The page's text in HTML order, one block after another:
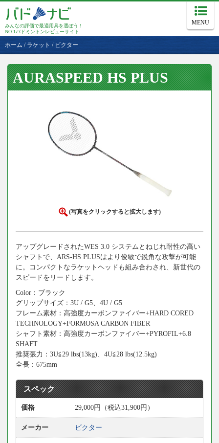
みんなの評価で最適用具を選ぼう！
NO.1バドミントンレビューサイト
MENU
ホーム / ラケット / ビクター
AURASPEED HS PLUS
(写真をクリックすると拡大します)
アップグレードされたWES 3.0 システムとねじれ耐性の高い
シャフトで、ARS-HS PLUSはより俊敏で鋭角な攻撃が可能
に。コンパクトなラケットヘッドも組み合わされ、新世代の
スピードをリードします。
Color：ブラック
グリップサイズ：3U / G5、4U / G5
フレーム素材：高強度カーボンファイバー+HARD CORED
TECHNOLOGY+FORMOSA CARBON FIBER
シャフト素材：高強度カーボンファイバー+PYROFIL+6.8
SHAFT
推奨張力：3U≦29 lbs(13kg)、4U≦28 lbs(12.5kg)
全長：675mm
スペック
価格 29,000円（税込31,900円）
メーカー ビクター